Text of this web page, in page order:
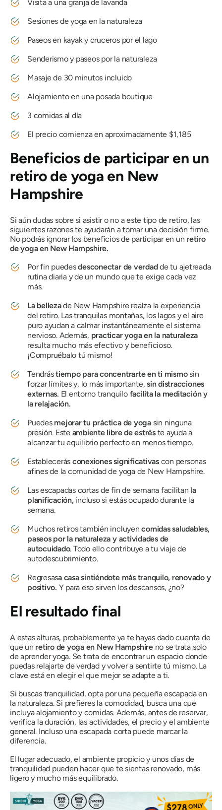
Visita a una granja de lavanda
Sesiones de yoga en la naturaleza
Paseos en kayak y cruceros por el lago
Senderismo y paseos por la naturaleza
Masaje de 30 minutos incluido
Alojamiento en una posada boutique
3 comidas al día
El precio comienza en aproximadamente $1,185
Beneficios de participar en un
retiro de yoga en New
Hampshire
Si aún dudas sobre si asistir o no a este tipo de retiro, las
siguientes razones te ayudarán a tomar una decisión firme.
No podrás ignorar los beneficios de participar en un retiro
de yoga en New Hampshire.
Por fin puedesdesconectar de verdadde tu ajetreada
rutina diaria y de un mundo que te exige cada vez
más.
La bellezade New Hampshire realza la experiencia
del retiro. Las tranquilas montañas, los lagos y el aire
puro ayudan a calmar instantáneamente el sistema
nervioso. Además, practicar yoga en la naturaleza
resulta mucho más efectivo y beneficioso.
¡Compruébalo tú mismo!
Tendrástiempo para concentrarte en ti mismo sin
forzar límites y, lo más importante,sin distracciones
externas. El entorno tranquilo facilita la meditación y
la relajación.
Puedes mejorar tu práctica de yogasin ninguna
presión. Este ambiente libre de estrés te ayuda a
alcanzar tu equilibrio perfecto en menos tiempo.
Establecerás conexiones significativas con personas
afines de la comunidad de yoga de New Hampshire.
Las escapadas cortas de fin de semana facilitan la
planificación,incluso si estás ocupado durante la
semana.
Muchos retiros también incluyencomidas saludables,
paseos por la naturaleza y actividades de
autocuidado. Todo ello contribuye a tu viaje de
autodescubrimiento.
Regresasa casa sintiéndote más tranquilo, renovado y
positivo. Y para eso sirven los descansos, ¿no?
El resultado final
A estas alturas, probablemente ya te hayas dado cuenta de
que un retiro de yoga en New Hampshire no se trata solo
de aprender yoga. Se trata de encontrar un espacio donde
puedas relajarte de verdad y volver a sentirte tú mismo. La
clave está en elegir el que mejor se adapte a ti.
Si buscas tranquilidad, opta por una pequeña escapada en
la naturaleza. Si prefieres la comodidad, busca una que
incluya alojamiento y comidas. Además, antes de reservar,
verifica la duración, las actividades, el precio y el ambiente
general. Incluso una escapada corta puede marcar la
diferencia.
El lugar adecuado, el ambiente propicio y unos días de
tranquilidad pueden hacer que te sientas renovado, más
ligero y mucho más equilibrado.